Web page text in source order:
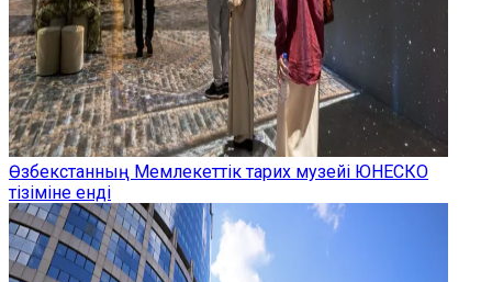
Өзбекстанның Мемлекеттік тарих музейі ЮНЕСКО
тізіміне енді